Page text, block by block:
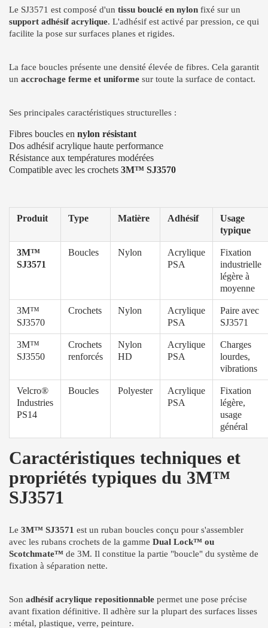
Le SJ3571 est composé d'un tissu bouclé en nylon fixé sur un
support adhésif acrylique. L'adhésif est activé par pression, ce qui
facilite la pose sur surfaces planes et rigides.
La face boucles présente une densité élevée de fibres. Cela garantit
un accrochage ferme et uniforme sur toute la surface de contact.
Ses principales caractéristiques structurelles :
Fibres boucles en nylon résistant
Dos adhésif acrylique haute performance
Résistance aux températures modérées
Compatible avec les crochets 3M™ SJ3570
Produit Type Matière Adhésif
Usage
typique
3M™
SJ3571
Boucles Nylon
Acrylique
PSA
Fixation
industrielle
légère à
moyenne
3M™
SJ3570
Crochets Nylon
Acrylique
PSA
Paire avec
SJ3571
3M™
SJ3550
Crochets
renforcés
Nylon
HD
Acrylique
PSA
Charges
lourdes,
vibrations
Velcro®
Industries
PS14
Boucles Polyester
Acrylique
PSA
Fixation
légère,
usage
général
Caractéristiques techniques et
propriétés typiques du 3M™
SJ3571
Le 3M™ SJ3571 est un ruban boucles conçu pour s'assembler
avec les rubans crochets de la gamme Dual Lock™ ou
Scotchmate™ de 3M. Il constitue la partie "boucle" du système de
fixation à séparation nette.
Son adhésif acrylique repositionnable permet une pose précise
avant fixation définitive. Il adhère sur la plupart des surfaces lisses
: métal, plastique, verre, peinture.